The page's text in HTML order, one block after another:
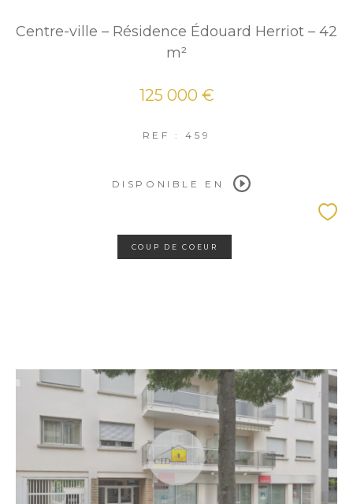
Centre-ville – Résidence Édouard Herriot – 42
m²
125 000 €
REF : 459
DISPONIBLE EN
COUP DE COEUR